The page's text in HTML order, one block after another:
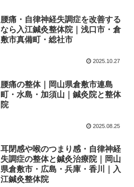
腰痛・自律神経失調症を改善する
なら入江鍼灸整体院｜浅口市・倉
敷市真備町・総社市
2025.10.27
腰痛の整体｜岡山県倉敷市連島
町・水島・加須山｜鍼灸院と整体
院
2025.08.25
耳閉感や喉のつまり感・自律神経
失調症の整体と鍼灸治療院｜岡山
県倉敷市・広島・兵庫・香川｜入
江鍼灸整体院